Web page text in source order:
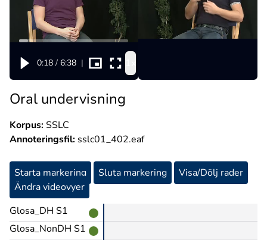
0:18 / 6:38 |
Oral undervisning
Korpus:SSLC
Annoteringsfil: sslc01_402.eaf
Starta markering Sluta markering
Visa/Dölj rader
Ändra videovyer
Glosa_DH S1
Glosa_NonDH S1